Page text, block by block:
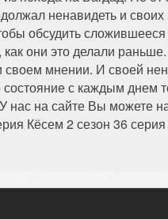
ненавидеть и своих
обсудить
они это делали
своем мнении. И своей
с каждым днем
нас на сайте Вы можете
Кёсем 2 сезон 36